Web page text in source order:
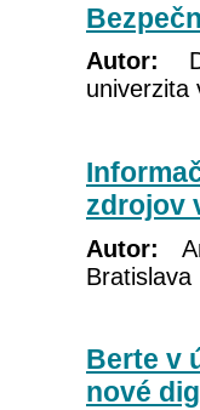
Autor:
univerzita
zdrojov
Autor:
Bratislava
Berte v
nové